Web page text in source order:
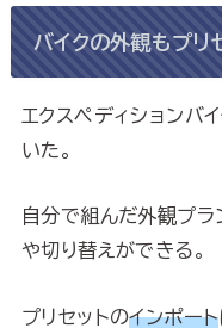
バイクの外観もプリ
エクスペディションバ
いた。
自分で組んだ外観プラ
や切り替えができる。
プリセットのインポート